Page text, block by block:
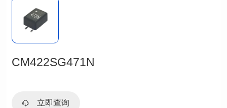
CM422SG471N
立即查询